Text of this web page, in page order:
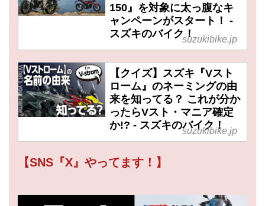
150』を対象に太っ腹なキ
ャンペーンがスタート！ -
スズキのバイク！suzukibike.jp
【クイズ】スズキ『Vスト
ローム』のネーミングの由
来を知ってる？ これが分か
ったらVスト・マニア確定
か!? - スズキのバイク！
suzukibike.jp
【SNS『X』やってます！】